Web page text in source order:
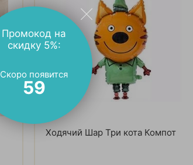
Ходячий Шар Три кота Компот
Промокод на
скидку 5%:
Скоро появится
57